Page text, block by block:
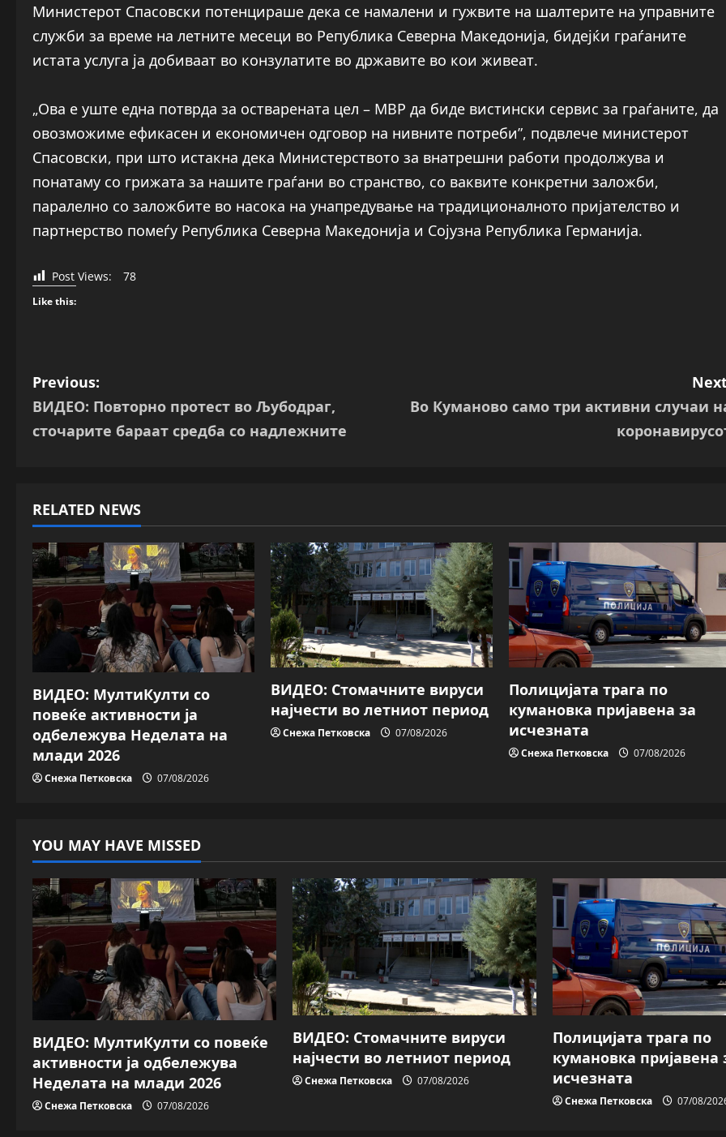
Министерот Спасовски потенцираше дека се намалени и гужвите на шалтерите на управните
служби за време на летните месеци во Република Северна Македонија, бидејќи граѓаните
истата услуга ја добиваат во конзулатите во државите во кои живеат.
„Ова е уште една потврда за остварената цел – МВР да биде вистински сервис за граѓаните, да
овозможиме ефикасен и економичен одговор на нивните потреби”, подвлече министерот
Спасовски, при што истакна дека Министерството за внатрешни работи продолжува и
понатаму со грижата за нашите граѓани во странство, со ваквите конкретни заложби,
паралелно со заложбите во насока на унапредување на традиционалното пријателство и
партнерство помеѓу Република Северна Македонија и Сојузна Република Германија.
Post Views: 78
Like this:
P
o
n
a
v
i
g
a
t
i
Previous:
ВИДЕО: Повторно протест во Љубодраг,
сточарите бараат средба со надлежните
Во Куманово само три активни случаи
RELATED NEWS
ВИДЕО: МултиКулти со
повеќе активности ја
одбележува Неделата на
млади 2026
Снежа Петковска 07/08/2026
ВИДЕО: Стомачните вируси
најчести во летниот период
Снежа Петковска 07/08/2026
Полицијата трага пo
кумановка пријавена за
исчезната
Снежа Петковска 07/08/2026
YOU MAY HAVE MISSED
ВИДЕО: МултиКулти со повеќе
активности ја одбележува
Неделата на млади 2026
Снежа Петковска 07/08/2026
ВИДЕО: Стомачните вируси
најчести во летниот период
Снежа Петковска 07/08/2026
Полицијата трага пo
кумановка пријавена
исчезната
Снежа Петковска 07/08/